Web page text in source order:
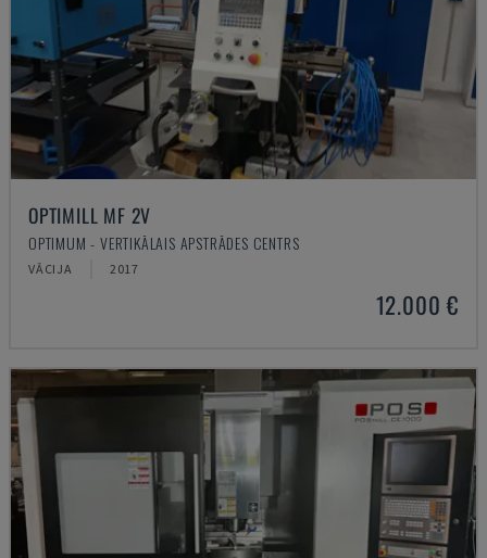
OPTIMILL MF 2V
OPTIMUM - VERTIKĀLAIS APSTRĀDES CENTRS
VĀCIJA 2017
12.000 €